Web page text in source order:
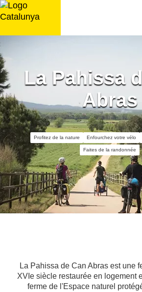
Aller
au
La Pahissa
Abras
Profitez de la nature Enfourchez votre vélo
Faites de la randonnée
La Pahissa de Can Abras est une
XVIe siècle restaurée en logement
ferme de l'Espace naturel